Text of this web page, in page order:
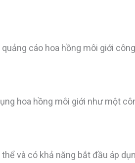
cáo hoa hồng môi giới
hoa hồng môi giới như một
và có khả năng bắt đầu áp